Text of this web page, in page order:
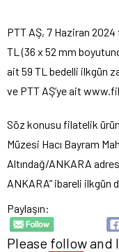
PTT AŞ, 7 Haziran 2024
TL (36 x 52 mm
ait 59 TL bedelli ilkgün
ve PTT AŞ’ye ait
Söz konusu filatelik
Müzesi Hacı Bayram
Altındağ/ANKARA
ANKARA” ibareli ilkgün
Paylaşın:
Please follow and